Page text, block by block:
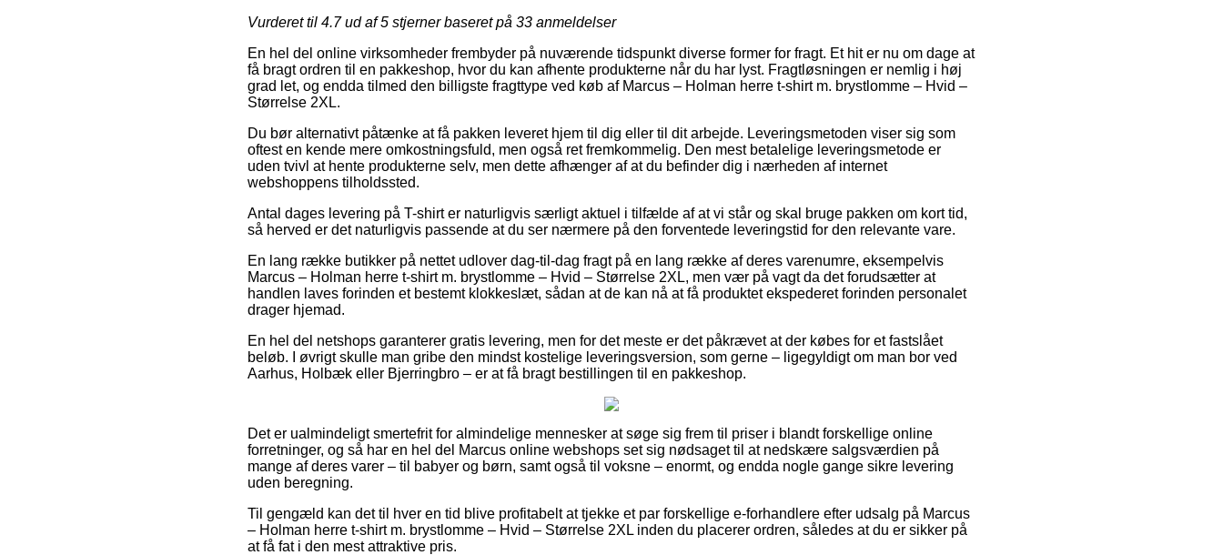
Vurderet til 4.7ud af 5 stjerner baseret på 33 anmeldelser
En hel del online virksomheder frembyder på nuværende tidspunkt diverse former for fragt. Et hit er nu om dage at
få bragt ordren til en pakkeshop, hvor du kan afhente produkterne når du har lyst. Fragtløsningen er nemlig i høj
grad let, og endda tilmed den billigste fragttype ved køb af Marcus – Holman herre t-shirt m. brystlomme – Hvid –
Størrelse 2XL.
Du bør alternativt påtænke at få pakken leveret hjem til dig eller til dit arbejde. Leveringsmetoden viser sig som
oftest en kende mere omkostningsfuld, men også ret fremkommelig. Den mest betalelige leveringsmetode er
uden tvivl at hente produkterne selv, men dette afhænger af at du befinder dig i nærheden af internet
webshoppens tilholdssted.
Antal dages levering på T-shirt er naturligvis særligt aktuel i tilfælde af at vi står og skal bruge pakken om kort tid,
så herved er det naturligvis passende at du ser nærmere på den forventede leveringstid for den relevante vare.
En lang række butikker på nettet udlover dag-til-dag fragt på en lang række af deres varenumre, eksempelvis
Marcus – Holman herre t-shirt m. brystlomme – Hvid – Størrelse 2XL, men vær på vagt da det forudsætter at
handlen laves forinden et bestemt klokkeslæt, sådan at de kan nå at få produktet ekspederet forinden personalet
drager hjemad.
En hel del netshops garanterer gratis levering, men for det meste er det påkrævet at der købes for et fastslået
beløb. I øvrigt skulle man gribe den mindst kostelige leveringsversion, som gerne – ligegyldigt om man bor ved
Aarhus, Holbæk eller Bjerringbro – er at få bragt bestillingen til en pakkeshop.
Det er ualmindeligt smertefrit for almindelige mennesker at søge sig frem til priser i blandt forskellige online
forretninger, og så har en hel del Marcus online webshops set sig nødsaget til at nedskære salgsværdien på
mange af deres varer – til babyer og børn, samt også til voksne – enormt, og endda nogle gange sikre levering
uden beregning.
Til gengæld kan det til hver en tid blive profitabelt at tjekke et par forskellige e-forhandlere efter udsalg på Marcus
– Holman herre t-shirt m. brystlomme – Hvid – Størrelse 2XL inden du placerer ordren, således at du er sikker på
at få fat i den mest attraktive pris.